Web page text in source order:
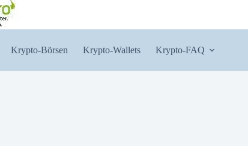
Krypto-Börsen Krypto-Wallets Krypto-FAQ